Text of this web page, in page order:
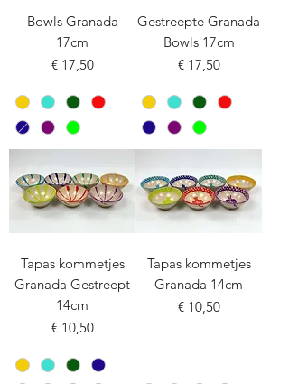
Bowls Granada
17cm
Prijs
€ 17,50
Gestreepte Granada
Bowls 17cm
Prijs
€ 17,50
Tapas kommetjes
Granada Gestreept
14cm
Prijs
€ 10,50
Tapas kommetjes
Granada 14cm
Prijs
€ 10,50